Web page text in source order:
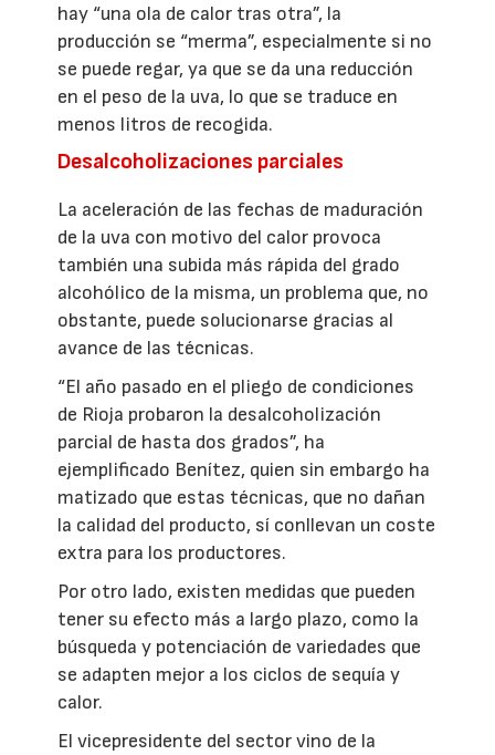
hay “una ola de calor tras otra”, la
producción se “merma”, especialmente si no
se puede regar, ya que se da una reducción
en el peso de la uva, lo que se traduce en
menos litros de recogida.
Desalcoholizaciones parciales
La aceleración de las fechas de maduración
de la uva con motivo del calor provoca
también una subida más rápida del grado
alcohólico de la misma, un problema que, no
obstante, puede solucionarse gracias al
avance de las técnicas.
“El año pasado en el pliego de condiciones
de Rioja probaron la desalcoholización
parcial de hasta dos grados”, ha
ejemplificado Benítez, quien sin embargo ha
matizado que estas técnicas, que no dañan
la calidad del producto, sí conllevan un coste
extra para los productores.
Por otro lado, existen medidas que pueden
tener su efecto más a largo plazo, como la
búsqueda y potenciación de variedades que
se adapten mejor a los ciclos de sequía y
calor.
El vicepresidente del sector vino de la